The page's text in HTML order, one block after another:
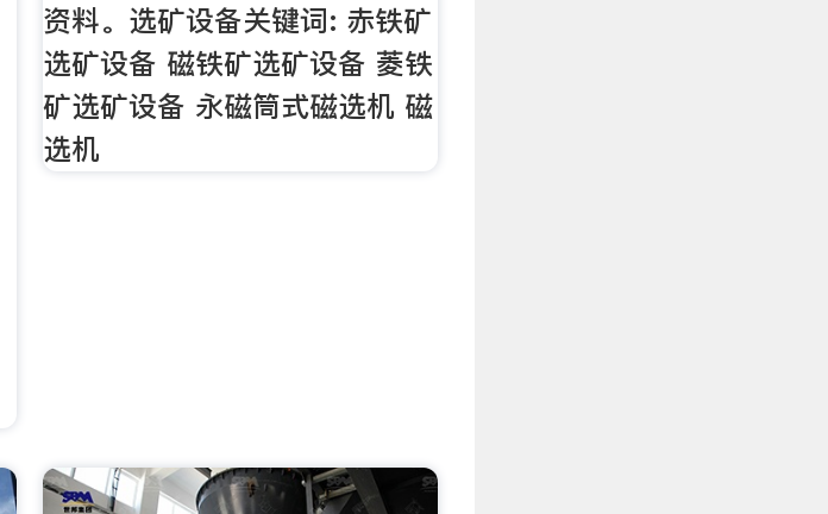
资料。选矿设备关键词: 赤铁矿
选矿设备 磁铁矿选矿设备 菱铁
矿选矿设备 永磁筒式磁选机 磁
选机